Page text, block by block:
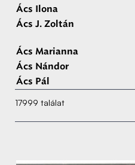
Ács Ilona
Ács J. Zoltán
Ács Marianna
Ács Nándor
Ács Pál
17999 találat